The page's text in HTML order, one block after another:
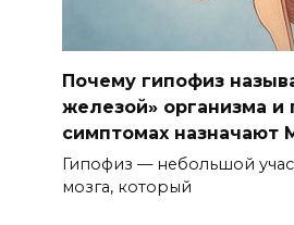
Почему гипофиз
железой» организма и
симптомах назначают
Гипофиз — небольшой
мозга, который